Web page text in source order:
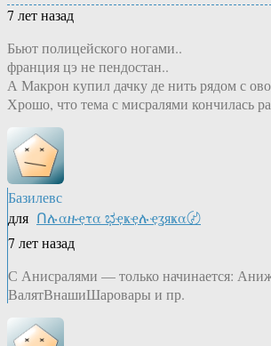
7 лет назад
Бьют полицейского ногами..
франция цэ не пендостан..
А Макрон купил дачку де нить рядом с
Хрошо, что тема с мисралями кончилась
Базилевс
для Ոሉαዙҿτα ಭҿҝҿሉҿʓяҝα〄
7 лет назад
С Анисралями — только начинается:
ВалятВнашиШаровары и пр.